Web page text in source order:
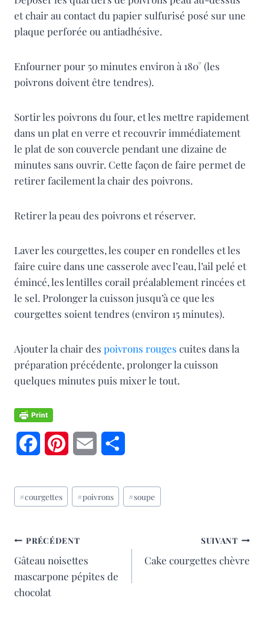
et chair au contact du papier sulfurisé posé sur une
plaque perforée ou antiadhésive.
Enfourner pour 50 minutes environ à 180° (les
poivrons doivent être tendres).
Sortir les poivrons du four, et les mettre rapidement
dans un plat en verre et recouvrir immédiatement
le plat de son couvercle pendant une dizaine de
minutes sans ouvrir. Cette façon de faire permet de
retirer facilement la chair des poivrons.
Retirer la peau des poivrons et réserver.
Laver les courgettes, les couper en rondelles et les
faire cuire dans une casserole avec l’eau, l’ail pelé et
émincé, les lentilles corail préalablement rincées et
le sel. Prolonger la cuisson jusqu’à ce que les
courgettes soient tendres (environ 15 minutes).
Ajouter la chair des poivrons rouges cuites dans la
préparation précédente, prolonger la cuisson
quelques minutes puis mixer le tout.
c
b
o
o
n
e
r
e
a
r
Étiquettes
de
publication :
#courgettes #poivrons #soupe
NAVIGATION
DE
L’ARTICLE
PRÉCÉDENT
Gâteau noisettes
mascarpone pépites de
chocolat
SUIVANT
Cake courgettes chèvre